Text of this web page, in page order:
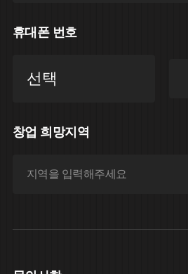
휴대폰 번호
창업 희망지역